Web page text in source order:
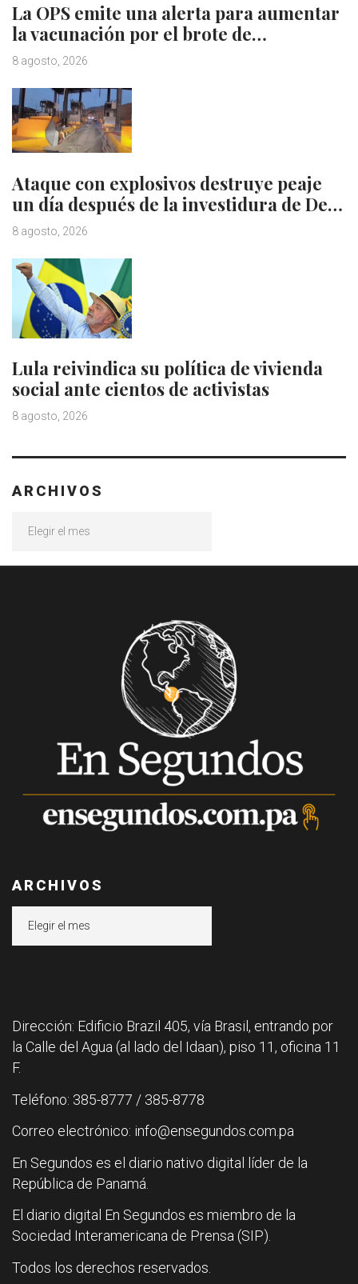
La OPS emite una alerta para aumentar
la vacunación por el brote de…
8 agosto, 2026
Ataque con explosivos destruye peaje
un día después de la investidura de De…
8 agosto, 2026
Lula reivindica su política de vivienda
social ante cientos de activistas
8 agosto, 2026
ARCHIVOS
ARCHIVOS
Dirección: Edificio Brazil 405, vía Brasil, entrando por
la Calle del Agua (al lado del Idaan), piso 11, oficina 11
F.
Teléfono: 385-8777 / 385-8778
Correo electrónico: info@ensegundos.com.pa
En Segundos es el diario nativo digital líder de la
República de Panamá.
El diario digital En Segundos es miembro de la
Sociedad Interamericana de Prensa (SIP).
Todos los derechos reservados.